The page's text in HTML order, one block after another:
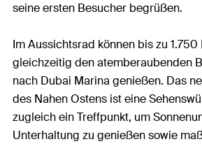
seine ersten Besucher begrüßen.
Im Aussichtsrad können bis zu 1.750
gleichzeitig den atemberaubenden
nach Dubai Marina genießen. Das
des Nahen Ostens ist eine
zugleich ein Treffpunkt, um
Unterhaltung zu genießen sowie